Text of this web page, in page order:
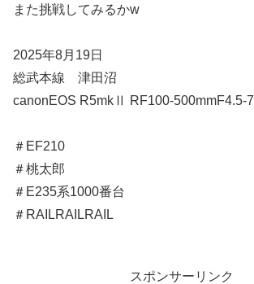
また挑戦してみるかw
2025年8月19日
総武本線 津田沼
canonEOS R5mkⅡ RF100-500mmF4.5-
＃EF210
＃桃太郎
＃E235系1000番台
＃RAILRAILRAIL
スポンサーリンク